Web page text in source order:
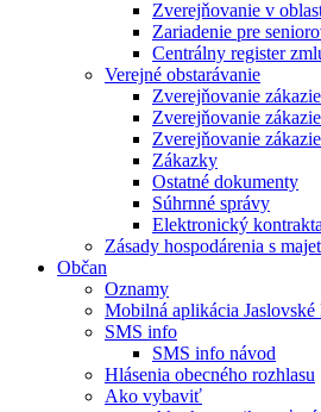
Zverejňovanie v
Zariadenie pre
Centrálny register
Verejné obstarávanie
Zverejňovanie
Zverejňovanie
Zverejňovanie
Zákazky
Ostatné dokumenty
Súhrnné správy
Elektronický
Zásady hospodárenia s
Občan
Oznamy
Mobilná aplikácia Jaslovské
SMS info
SMS info návod
Hlásenia obecného rozhlasu
Ako vybaviť